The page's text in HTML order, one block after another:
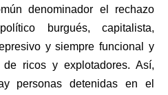
denominador el rechazo
burgués, capitalista,
y siempre funcional y
ricos y explotadores. Así,
personas detenidas en el